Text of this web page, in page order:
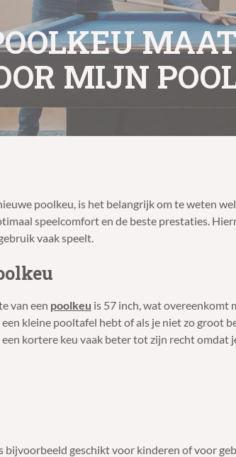
MIJN
poolkeu, is het belangrijk om te weten
speelcomfort en de beste prestaties.
vaak speelt.
van een poolkeu is 57 inch, wat overeenkomt
kleine pooltafel hebt of als je niet zo groot
kortere keu vaak beter tot zijn recht
bijvoorbeeld geschikt voor kinderen of voor